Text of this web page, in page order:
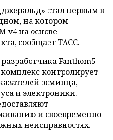
стал первым в
на котором
v4 на основе
сообщаетТАСС.
Fanthom5
контролирует
эсминца,
и электроники.
и своевременно
неисправностях.